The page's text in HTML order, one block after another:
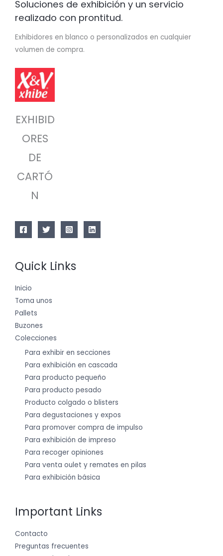
Soluciones de exhibición y un servicio
realizado con prontitud.
Exhibidores en blanco o personalizados en cualquier
volumen de compra.
EXHIBID
ORES
DE
CARTÓ
N
Quick Links
Inicio
Toma unos
Pallets
Buzones
Colecciones
Para exhibir en secciones
Para exhibición en cascada
Para producto pequeño
Para producto pesado
Producto colgado o blisters
Para degustaciones y expos
Para promover compra de impulso
Para exhibición de impreso
Para recoger opiniones
Para venta oulet y remates en pilas
Para exhibición básica
Important Links
Contacto
Preguntas frecuentes